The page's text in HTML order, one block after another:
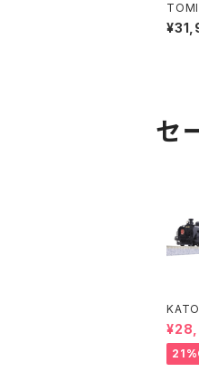
00系
ー（利
セ
号｣ 6
ゲー
道（